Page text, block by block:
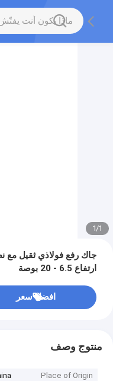
1
/
1
جاك رفع فولاذي ثقيل مع
ارتفاع 6.5 - 20 بوصة
افضل سعر
منتوج وصف
Place of Origin